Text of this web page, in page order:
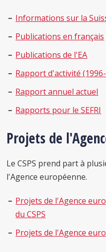
Informations sur la
Publications en français
Publications de l'EA
Rapport d'activité
Rapport annuel actuel
Rapports pour le SEFRI
Projets de
Le CSPS prend part à
l'Agence européenne.
Projets de l'Agence
du CSPS
Projets de l'Agence